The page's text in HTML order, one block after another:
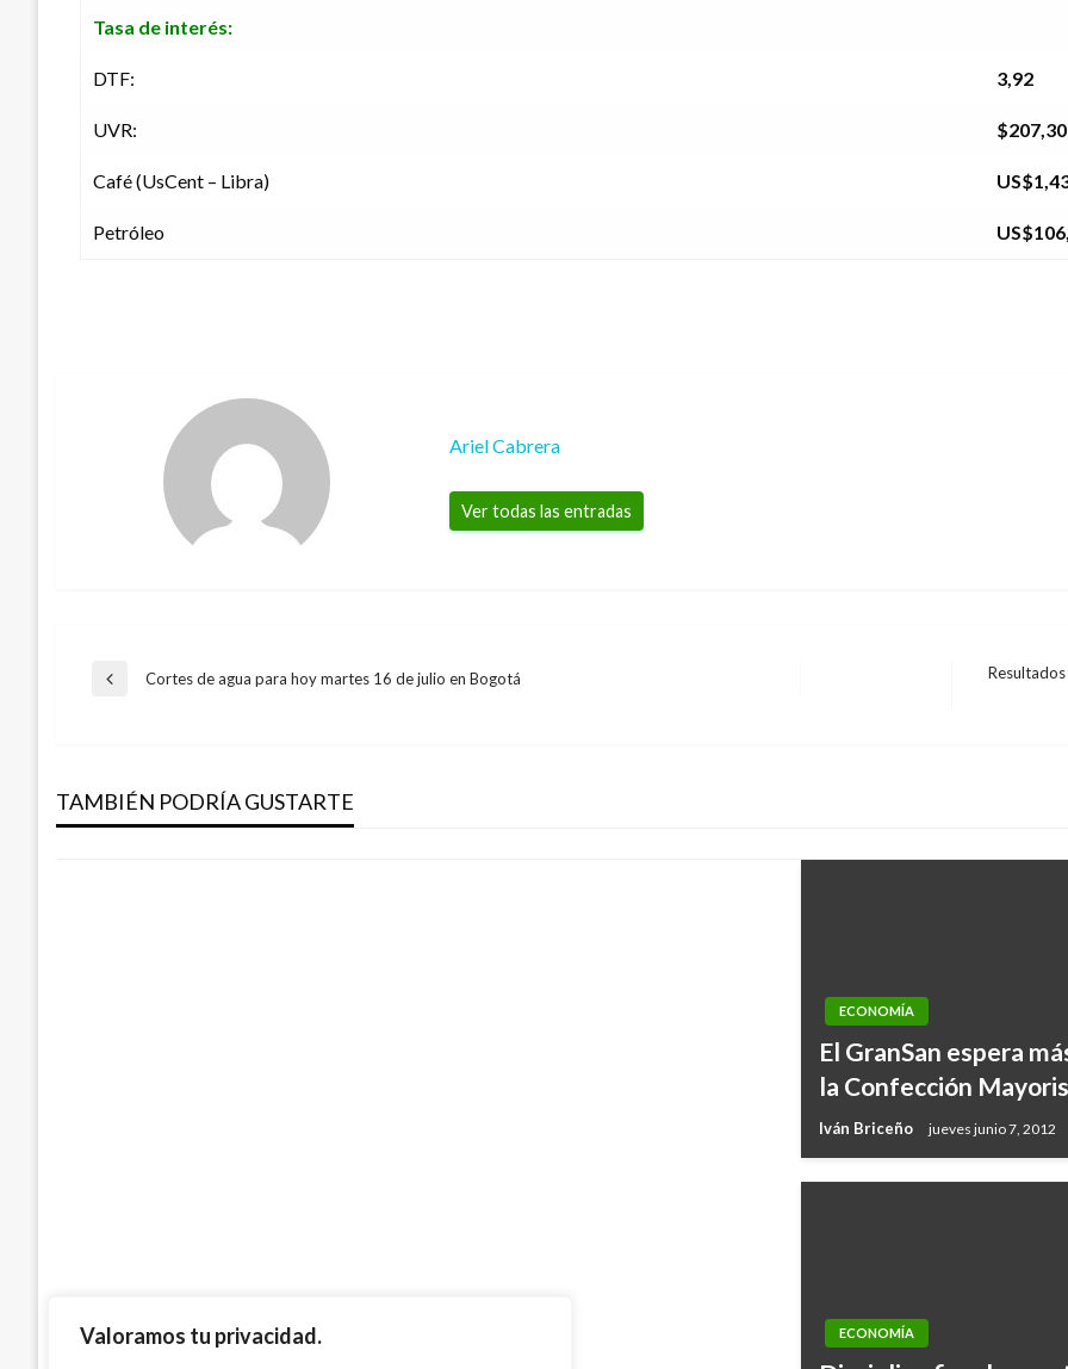
Valoramos tu privacidad.
Tasa de interés:
DTF: 3,92
UVR:
Café (UsCent – Libra)
Petróleo
Ariel Cabrera
Ver todas las entradas
Navegación
entradas
Entrada
Cortes de agua para hoy martes 16 de julio en Bogotá
TAMBIÉN PODRÍA GUSTARTE
Ramo celebra el mes mundial del pan
Iván Briceño lunes octubre 29, 2018
ECONOMÍA
El GranSan espera
la Confección
Iván Briceño jueves junio 7, 2012
ECONOMÍA